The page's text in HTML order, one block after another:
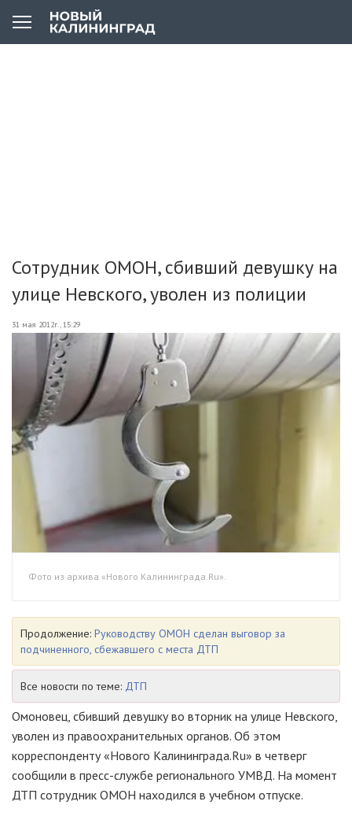
Сотрудник ОМОН, сбивший девушку на
улице Невского, уволен из полиции
31 мая 2012г., 15:29
Фото из архива «Нового Калининграда.Ru».
Продолжение: Руководству ОМОН сделан выговор за
подчиненного, сбежавшего с места ДТП
Все новости по теме: ДТП
Омоновец, сбивший девушку во вторник на улице Невского,
уволен из правоохранительных органов. Об этом
корреспонденту «Нового Калининграда.Ru» в четверг
сообщили в пресс-службе регионального УМВД. На момент
ДТП сотрудник ОМОН находился в учебном отпуске.